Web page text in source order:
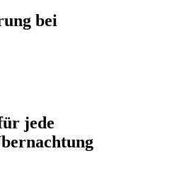
bei
jede